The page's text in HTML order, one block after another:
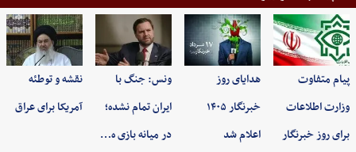
پیام متفاوت
وزارت اطلاعات
برای روز خبرنگار
هدایای روز
خبرنگار ۱۴۰۵
اعلام شد
ونس: جنگ با
ایران تمام نشده؛
در میانه بازی ه…
نقشه و توطئه
آمریکا برای عراق